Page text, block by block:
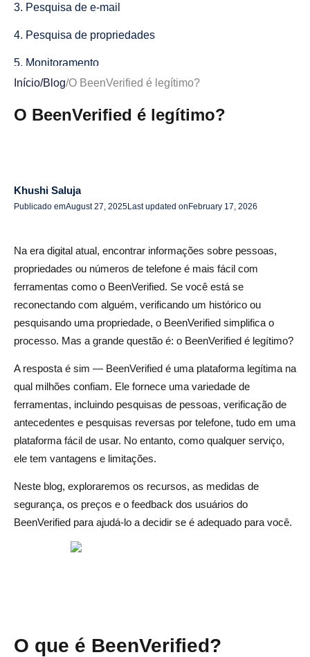
3. Pesquisa de e-mail
4. Pesquisa de propriedades
5. Monitoramento
6. Pesquisa de dinheiro não reclamado
O BeenVerified é legítimo?
Vantagens e desvantagens de usar o BeenVerified
Desvantagens de BeenVerified
Alternativas já verificadas
1. Spokeo
2. Olhador de pessoas
3. Localizador da verdade
Qual é a certa para você?
Conclusão
O site BeenVerified é realmente gratuito?
Início/Blog/O BeenVerified é legítimo?
O BeenVerified é legítimo?
Khushi Saluja
Publicado emAugust 27, 2025Last updated on February 17, 2026
Na era digital atual, encontrar informações sobre pessoas,
propriedades ou números de telefone é mais fácil com
ferramentas como o BeenVerified. Se você está se
reconectando com alguém, verificando um histórico ou
pesquisando uma propriedade, o BeenVerified simplifica o
processo. Mas a grande questão é: o BeenVerified é legítimo?
A resposta é sim — BeenVerified é uma plataforma legítima na
qual milhões confiam. Ele fornece uma variedade de
ferramentas, incluindo pesquisas de pessoas, verificação de
antecedentes e pesquisas reversas por telefone, tudo em uma
plataforma fácil de usar. No entanto, como qualquer serviço,
ele tem vantagens e limitações.
Neste blog, exploraremos os recursos, as medidas de
segurança, os preços e o feedback dos usuários do
BeenVerified para ajudá-lo a decidir se é adequado para você.
O que é BeenVerified?